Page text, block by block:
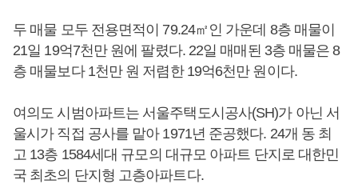
두 매물 모두 전용면적이 79.24㎡인 가운데 8층 매물이
21일 19억7천만 원에 팔렸다. 22일 매매된 3층 매물은 8
층 매물보다 1천만 원 저렴한 19억6천만 원이다.
여의도 시범아파트는 서울주택도시공사(SH)가 아닌 서
울시가 직접 공사를 맡아 1971년 준공했다. 24개 동 최
고 13층 1584세대 규모의 대규모 아파트 단지로 대한민
국 최초의 단지형 고층아파트다.